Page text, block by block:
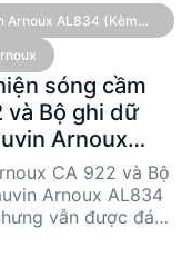
Arnoux AL834 (kèm
sóng cầm
và Bộ ghi dữ
Arnoux
CA 922 và Bộ
Arnoux AL834
vẫn được đánh